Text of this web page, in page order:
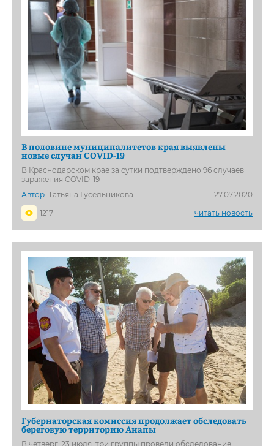
В половине муниципалитетов края выявлены
новые случаи COVID-19
В Краснодарском крае за сутки подтверждено 96 случаев
заражения COVID-19
Автор: Татьяна Гусельникова
27.07.2020
1217
читать новость
Губернаторская комиссия продолжает обследовать
береговую территорию Анапы
В четверг, 23 июля, три группы провели обследование